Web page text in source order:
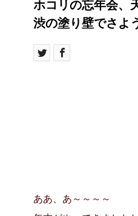
ホコリの忘年会、
渋の塗り壁でさよ
ああ、あ～～～～